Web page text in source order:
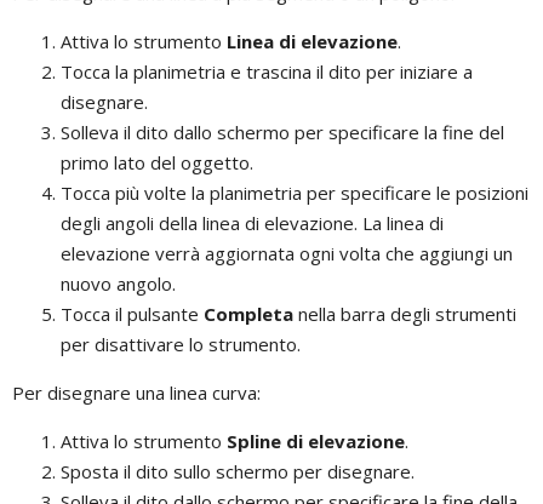
Attiva lo strumento Linea di elevazione.
Tocca la planimetria e trascina il dito per iniziare a
disegnare.
Solleva il dito dallo schermo per specificare la fine del
primo lato del oggetto.
Tocca più volte la planimetria per specificare le posizioni
degli angoli della linea di elevazione. La linea di
elevazione verrà aggiornata ogni volta che aggiungi un
nuovo angolo.
Tocca il pulsante Completa nella barra degli strumenti
per disattivare lo strumento.
Per disegnare una linea curva:
Attiva lo strumento Spline di elevazione.
Sposta il dito sullo schermo per disegnare.